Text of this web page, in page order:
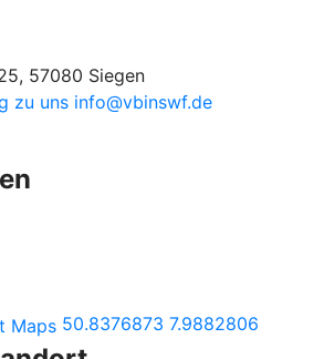
57080 Siegen
zu uns info@vbinswf.de
50.8376873 7.9882806